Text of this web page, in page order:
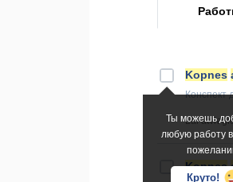
Ты можешь
любую работу
Круто!
Kopnes
Конспект
Lai
Kopnes